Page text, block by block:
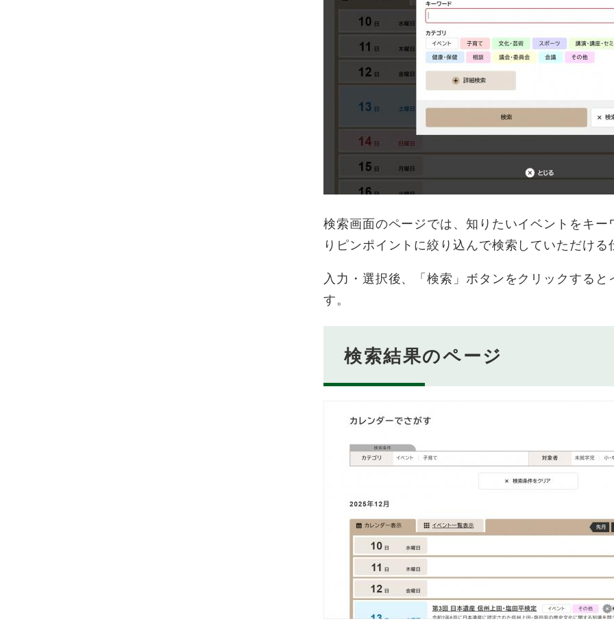
検索画面のページでは、知りたいイベントをキ
りピンポイントに絞り込んで検索していただけ
入力・選択後、「検索」ボタンをクリックする
す。
検索結果のページ